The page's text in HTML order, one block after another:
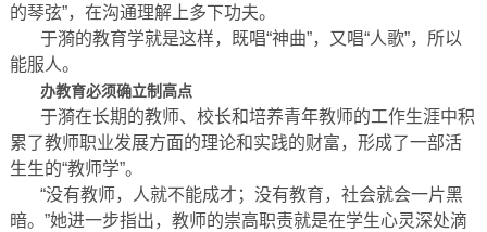
的琴弦”，在沟通理解上多下功夫。
于漪的教育学就是这样，既唱“神曲”，又唱“人歌”，所以
能服人。
办教育必须确立制高点
于漪在长期的教师、校长和培养青年教师的工作生涯中积
累了教师职业发展方面的理论和实践的财富，形成了一部活
生生的“教师学”。
“没有教师，人就不能成才；没有教育，社会就会一片黑
暗。”她进一步指出，教师的崇高职责就是在学生心灵深处滴